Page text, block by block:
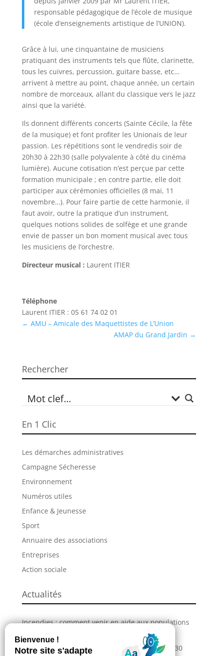
responsable pédagogique de l’école de musique
(école d’enseignements artistique de l’UNION).
Grâce à lui, une cinquantaine de musiciens
pratiquant des instruments tels que flûte, clarinette,
tous les cuivres, percussion, guitare basse, etc…
arrivent à mettre au point, chaque année, un certain
nombre de morceaux, allant du classique vers le jazz
ainsi que la variété.
Ils donnent différents concerts (Sainte Cécile, la fête
de la musique) et font profiter les Unionais de leur
passion. Les répétitions sont le vendredis soir de
20h30 à 22h30 (salle polyvalente à côté du cinéma
lumière). Aucune cotisation n’est perçue par cette
formation municipale ; en contre partie, elle doit
participer aux cérémonies officielles (8 mai, 11
novembre…). Pour faire partie de cette harmonie, il
faut avoir, outre la pratique d’un instrument,
quelques notions solides de solfège et une grande
envie de passer un bon moment musical avec tous
les musiciens de l’orchestre.
Directeur musical : Laurent ITIER
Téléphone
Laurent ITIER : 05 61 74 02 01
← AMU – Amicale des Maquettistes de L’Union
AMAP du Grand Jardin →
Rechercher
En 1 Clic
Les démarches administratives
Campagne Sécheresse
Environnement
Numéros utiles
Enfance & Jeunesse
Sport
Annuaire des associations
Entreprises
Action sociale
Actualités
Incendies : comment venir en aide aux populations
La Grande Fête de L’Union revient les 28, 29 et 30